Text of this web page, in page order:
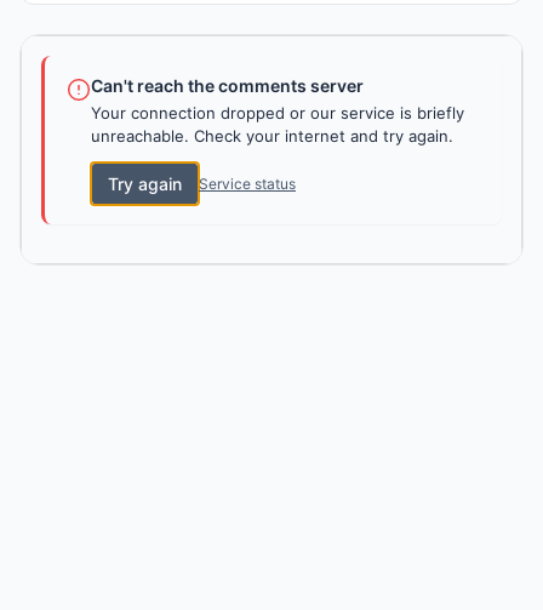
Can't reach the comments server
Your connection dropped or our service is briefly
unreachable. Check your internet and try again.
Try again Service status